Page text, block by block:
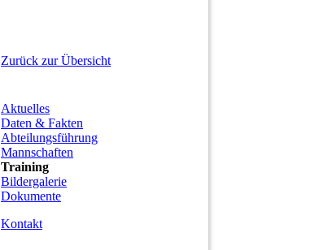
Zurück zur Übersicht
Aktuelles
Daten & Fakten
Abteilungsführung
Mannschaften
Training
Bildergalerie
Dokumente
Kontakt